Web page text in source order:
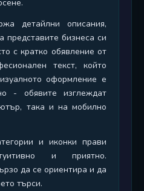
детайлни описания,
представите бизнеса си
с кратко обявление от
текст, който
оформление е
- обявите изглеждат
така и на мобилно
и иконки прави
и приятно.
да се ориентира и да
търси.